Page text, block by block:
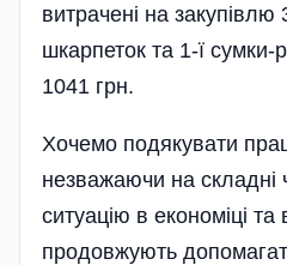
витрачені на закупівлю
шкарпеток та 1-ї сумки-
1041 грн.
Хочемо подякувати
незважаючи на складні
ситуацію в економіці та
продовжують